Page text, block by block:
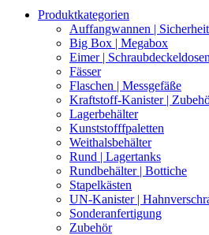
Produktkategorien
Auffangwannen |
Big Box | Megabox
Eimer | Schraubdeckeldosen
Fässer
Flaschen | Messgefäße
Kraftstoff-Kanister |
Lagerbehälter
Kunststofffpaletten
Weithalsbehälter
Rund | Lagertanks
Rundbehälter | Bottiche
Stapelkästen
UN-Kanister |
Sonderanfertigung
Zubehör